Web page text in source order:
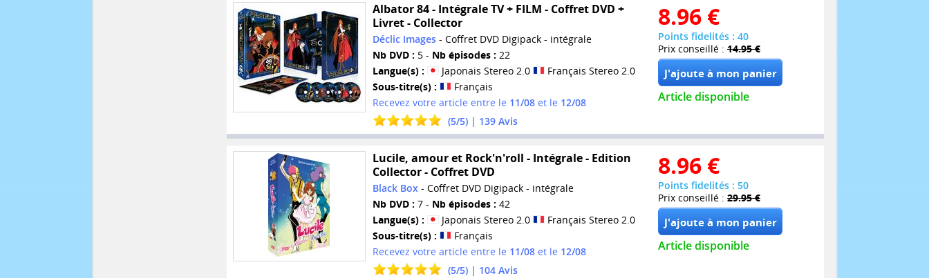
Albator 84 - Intégrale TV + FILM - Coffret DVD +
Livret - Collector
Déclic Images- Coffret DVD Digipack - intégrale
Nb DVD : 5 - Nb épisodes : 22
Langue(s) :
Japonais Stereo 2.0
Français Stereo 2.0
Sous-titre(s) :
Français
Recevez votre article entre le 11/08et le 12/08
(5/5) | 139Avis
8.96 €
Points fidelités : 40
Prix conseillé : 14.95 €
Article disponible
Lucile, amour et Rock'n'roll - Intégrale - Edition
Collector - Coffret DVD
Black Box- Coffret DVD Digipack - intégrale
Nb DVD : 7 - Nb épisodes : 42
Langue(s) :
Japonais Stereo 2.0
Français Stereo 2.0
Sous-titre(s) :
Français
Recevez votre article entre le 11/08et le 12/08
(5/5) | 104Avis
8.96 €
Points fidelités : 50
Prix conseillé : 29.95 €
Article disponible